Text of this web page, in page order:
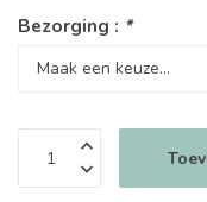
Bezorging : *